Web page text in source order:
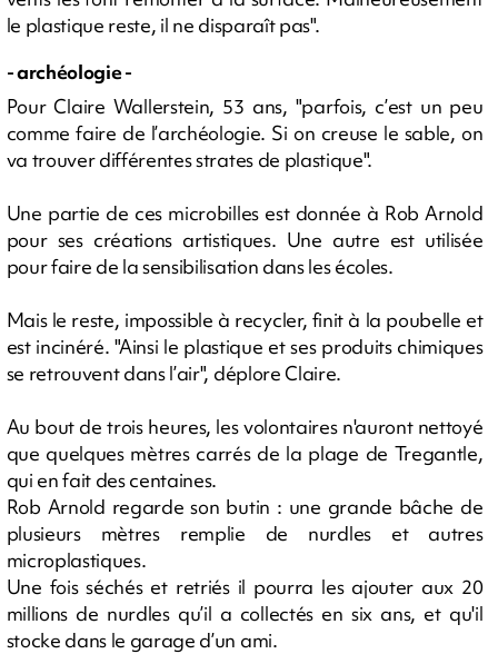
le plastique reste, il ne disparaît pas".
- archéologie -
Pour Claire Wallerstein, 53 ans, "parfois, c’est un peu
comme faire de l’archéologie. Si on creuse le sable, on
va trouver différentes strates de plastique".
Une partie de ces microbilles est donnée à Rob Arnold
pour ses créations artistiques. Une autre est utilisée
pour faire de la sensibilisation dans les écoles.
Mais le reste, impossible à recycler, finit à la poubelle et
est incinéré. "Ainsi le plastique et ses produits chimiques
se retrouvent dans l’air", déplore Claire.
Au bout de trois heures, les volontaires n'auront nettoyé
que quelques mètres carrés de la plage de Tregantle,
qui en fait des centaines.
Rob Arnold regarde son butin : une grande bâche de
plusieurs mètres remplie de nurdles et autres
microplastiques.
Une fois séchés et retriés il pourra les ajouter aux 20
millions de nurdles qu’il a collectés en six ans, et qu'il
stocke dans le garage d’un ami.